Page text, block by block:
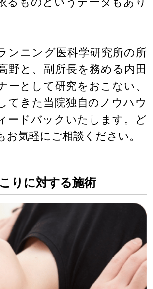
ンニング医科学研究所の所
野と、副所長を務める内田
ーとして研究をおこない、
てきた当院独自のノウハウ
ードバックいたします。ど
お気軽にご相談ください。
りに対する施術